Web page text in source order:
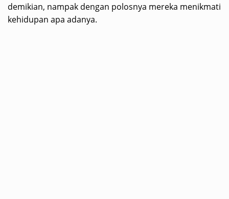
demikian, nampak dengan polosnya mereka menikmati
kehidupan apa adanya.